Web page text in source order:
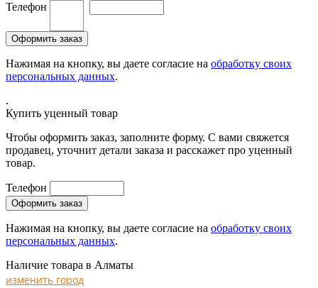
Телефон
Нажимая на кнопку, вы даете согласие на обработку своих
персональных данных.
.
Купить уценный товар
Чтобы оформить заказ, заполните форму. С вами свяжется
продавец, уточнит детали заказа и расскажет про уценный
товар.
Телефон
Нажимая на кнопку, вы даете согласие на обработку своих
персональных данных.
Наличие товара в Алматы
изменить город